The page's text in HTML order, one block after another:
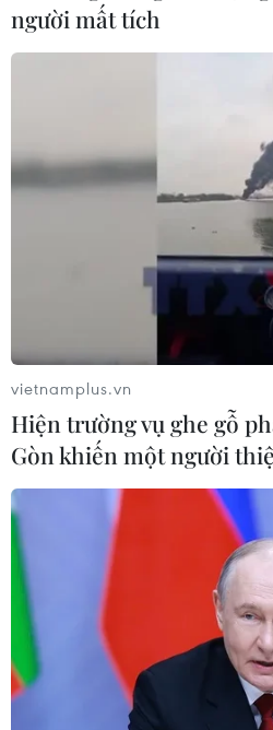
Thị trường Trung Quốc có
nhiều lựa chọn và tìm
Các doanh nghiệp kỳ vọng
cung ở các thị trường
nếu nút thắt về nguyên
được tháo gỡ thì hoạt
nửa cuối năm sẽ thuận lợi
4 tháng đầu năm
xuất siêu nông lâm thủy
sản tăng gần 72%
4 tháng đầu năm 2024, tổng
ngạch xuất khẩu nông lâm
sản ước đạt 19,06 tỷ USD,
khẩu đạt 14,32 tỷ USD, như
giá trị xuất siêu ngành đạt
tháng là 4,74 tỷ USD, tăng
người mất tích
vietnamplus.vn
Hiện trường vụ ghe gỗ
Gòn khiến một người